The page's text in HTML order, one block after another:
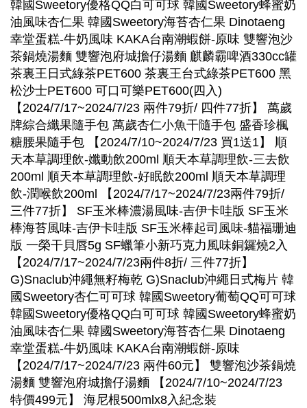
韓國Sweetory優格QQ白可可球 韓國Sweetory蜂蜜奶
油風味杏仁果 韓國Sweetory海苔杏仁果 Dinotaeng
幸堂蛋糕-牛奶風味 KAKA台南潮蝦餅-原味 雙響泡沙
茶鍋燒湯麵 雙響泡府城擔仔湯麵 麒麟霸啤酒330cc罐
茶裏王日式綠茶PET600 茶裏王台式綠茶PET600 黑
松沙士PET600 可口可樂PET600(四入)
【2024/7/17~2024/7/23 兩件79折/ 四件77折】 萬歲
牌綜合纖果隨手包 萬歲杏仁小魚干隨手包 盛香珍楓
糖腰果隨手包 【2024/7/10~2024/7/23 買1送1】 順
天本草調理飲-孅動飲200ml 順天本草調理飲-三去飲
200ml 順天本草調理飲-好眠飲200ml 順天本草調理
飲-潤喉飲200ml 【2024/7/17~2024/7/23兩件79折/
三件77折】 SF玉米棒濃湯風味-吉伊卡哇版 SF玉米
棒海苔風味-吉伊卡哇版 SF玉米棒起司風味-貓福珊迪
版 一榮干貝唇5g SF蠟筆小新巧克力風味銅鑼燒2入
【2024/7/17~2024/7/23兩件8折/ 三件77折】
G)Snaclub沖繩無籽梅乾 G)Snaclub沖繩日式梅片 韓
國Sweetory杏仁可可球 韓國Sweetory葡萄QQ可可球
韓國Sweetory優格QQ白可可球 韓國Sweetory蜂蜜奶
油風味杏仁果 韓國Sweetory海苔杏仁果 Dinotaeng
幸堂蛋糕-牛奶風味 KAKA台南潮蝦餅-原味
【2024/7/17~2024/7/23 兩件60元】 雙響泡沙茶鍋燒
湯麵 雙響泡府城擔仔湯麵 【2024/7/10~2024/7/23
特價499元】 海尼根500mlx8入紀念裝